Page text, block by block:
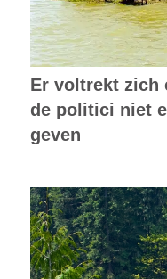
Er voltrekt zich
de politici niet
geven